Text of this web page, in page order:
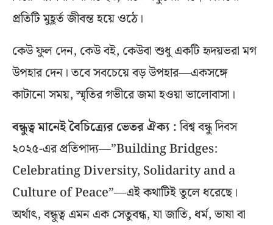
প্রতিটি মুহূর্ত জীবন্ত হয়ে ওঠে।
কেউ ফুল দেন, কেউ বই, কেউবা শুধু একটি হৃদয়ভরা মগ
উপহার দেন। তবে সবচেয়ে বড় উপহার—একসঙ্গে
কাটানো সময়, স্মৃতির গভীরে জমা হওয়া ভালোবাসা।
বন্ধুত্ব মানেই বৈচিত্র্যের ভেতর ঐক্য :বিশ্ব বন্ধু দিবস
২০২৫-এর প্রতিপাদ্য—”Building Bridges:
Celebrating Diversity, Solidarity and a
Culture of Peace”—এই কথাটিই তুলে ধরেছে।
অর্থাৎ, বন্ধুত্ব এমন এক সেতুবন্ধ, যা জাতি, ধর্ম, ভাষা বা